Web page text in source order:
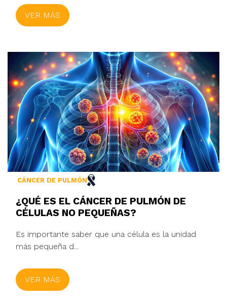
VER MÁS
CÁNCER DE PULMÓN
¿QUÉ ES EL CÁNCER DE PULMÓN DE
CÉLULAS NO PEQUEÑAS?
Es importante saber que una célula es la unidad
más pequeña d...
VER MÁS